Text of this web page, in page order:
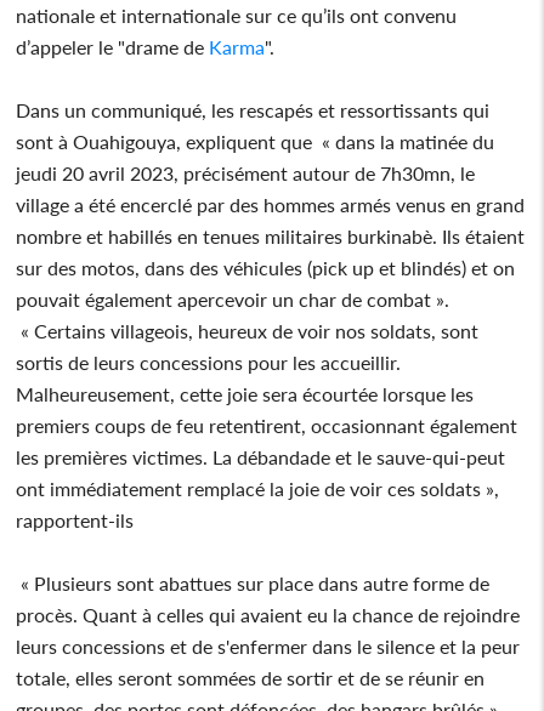
nationale et internationale sur ce qu’ils ont convenu
d’appeler le "drame de Karma".
Dans un communiqué, les rescapés et ressortissants qui
sont à Ouahigouya, expliquent que « dans la matinée du
jeudi 20 avril 2023, précisément autour de 7h30mn, le
village a été encerclé par des hommes armés venus en grand
nombre et habillés en tenues militaires burkinabè. Ils étaient
sur des motos, dans des véhicules (pick up et blindés) et on
pouvait également apercevoir un char de combat ».
« Certains villageois, heureux de voir nos soldats, sont
sortis de leurs concessions pour les accueillir.
Malheureusement, cette joie sera écourtée lorsque les
premiers coups de feu retentirent, occasionnant également
les premières victimes. La débandade et le sauve-qui-peut
ont immédiatement remplacé la joie de voir ces soldats »,
rapportent-ils
« Plusieurs sont abattues sur place dans autre forme de
procès. Quant à celles qui avaient eu la chance de rejoindre
leurs concessions et de s'enfermer dans le silence et la peur
totale, elles seront sommées de sortir et de se réunir en